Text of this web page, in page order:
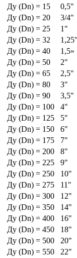
Ду (Dn) = 15
0,5"
Ду (Dn) = 20
3/4"
Ду (Dn) = 25
1"
Ду (Dn) = 32
1,25"
Ду (Dn) = 40
1,5»
Ду (Dn) = 50
2"
Ду (Dn) = 65
2,5"
Ду (Dn) = 80
3"
Ду (Dn) = 90
3,5"
Ду (Dn) = 100
4"
Ду (Dn) = 125
5"
Ду (Dn) = 150
6"
Ду (Dn) = 175
7"
Ду (Dn) = 200
8"
Ду (Dn) = 225
9"
Ду (Dn) = 250
10"
Ду (Dn) = 275
11"
Ду (Dn) = 300
12"
Ду (Dn) = 350
14"
Ду (Dn) = 400
16"
Ду (Dn) = 450
18"
Ду (Dn) = 500
20"
Ду (Dn) = 550
22"